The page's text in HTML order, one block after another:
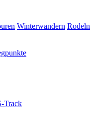
Winterwandern Rodeln
Track